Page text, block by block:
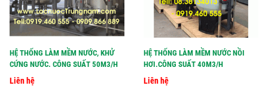
HỆ THỐNG LÀM MỀM NƯỚC, KHỬ
CỨNG NƯỚC. CÔNG SUẤT 50M3/H
Liên hệ
HỆ THỐNG LÀM MỀM NƯỚC NỒI
HƠI.CÔNG SUẤT 40M3/H
Liên hệ